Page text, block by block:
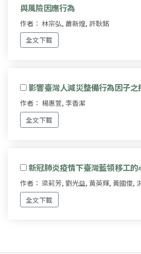
與風險因應行為
作者： 林宗弘, 蕭新煌, 許耿銘
全文下載
影響臺灣人減災整備行為因子之
作者： 楊惠萱, 李香潔
全文下載
新冠肺炎疫情下臺灣藍領移工
作者： 梁莉芳, 劉光益, 黃英輝, 黃國俊,
全文下載